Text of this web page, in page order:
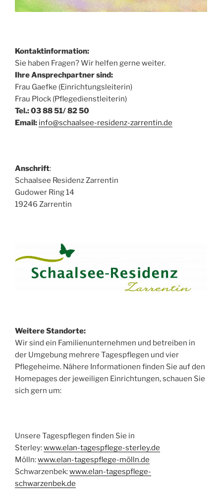
Kontaktinformation:
Sie haben Fragen? Wir helfen gerne weiter.
Ihre Ansprechpartner sind:
Frau Gaefke (Einrichtungsleiterin)
Frau Plock (Pflegedienstleiterin)
Tel.: 03 88 51/ 82 50
Email: info@schaalsee-residenz-zarrentin.de
Anschrift:
Schaalsee Residenz Zarrentin
Gudower Ring 14
19246 Zarrentin
Weitere Standorte:
Wir sind ein Familienunternehmen und betreiben in
der Umgebung mehrere Tagespflegen und vier
Pflegeheime. Nähere Informationen finden Sie auf den
Homepages der jeweiligen Einrichtungen, schauen Sie
sich gern um:
Unsere Tagespflegen finden Sie in
Sterley:www.elan-tagespflege-sterley.de
Mölln:www.elan-tagespflege-mölln.de
Schwarzenbek:www.elan-tagespflege-
schwarzenbek.de